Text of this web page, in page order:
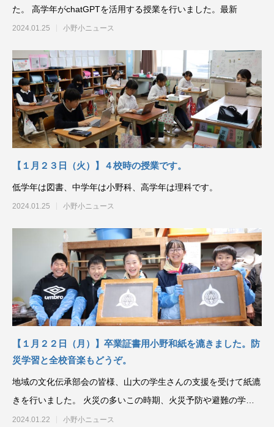
た。 高学年がchatGPTを活用する授業を行いました。最新
2024.01.25 小野小ニュース
【１月２３日（火）】４校時の授業です。
低学年は図書、中学年は小野科、高学年は理科です。
2024.01.25 小野小ニュース
【１月２２日（月）】卒業証書用小野和紙を漉きました。防
災学習と全校音楽もどうぞ。
地域の文化伝承部会の皆様、山大の学生さんの支援を受けて紙漉
きを行いました。 火災の多いこの時期、火災予防や避難の学習
を
2024.01.22 小野小ニュース